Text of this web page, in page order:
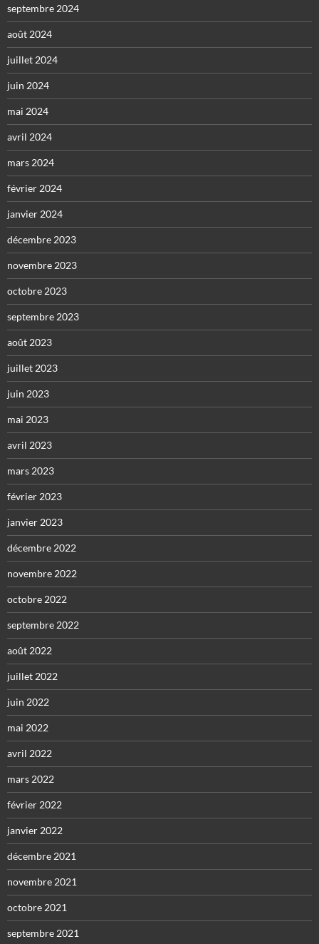
septembre 2024
août 2024
juillet 2024
juin 2024
mai 2024
avril 2024
mars 2024
février 2024
janvier 2024
décembre 2023
novembre 2023
octobre 2023
septembre 2023
août 2023
juillet 2023
juin 2023
mai 2023
avril 2023
mars 2023
février 2023
janvier 2023
décembre 2022
novembre 2022
octobre 2022
septembre 2022
août 2022
juillet 2022
juin 2022
mai 2022
avril 2022
mars 2022
février 2022
janvier 2022
décembre 2021
novembre 2021
octobre 2021
septembre 2021